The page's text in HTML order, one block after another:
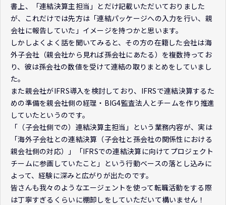
書上、「連結決算主担当」とだけ記載いただいておりました
が、これだけでは先方は「連結パッケージへの入力を行い、親
会社に報告していた」イメージを持つかと思います。
しかしよくよく話を聞いてみると、その方の在籍した会社は海
外子会社（親会社から見れば孫会社にあたる）を複数持ってお
り、彼は孫会社の数値を受けて連結の取りまとめをしていまし
た。
また親会社がIFRS導入を検討しており、IFRSで連結決算するた
めの準備を親会社側の経理・BIG4監査法人とチームを作り推進
していたというのです。
「（子会社側での）連結決算主担当」という業務内容が、実は
「海外子会社との連結決算（子会社と孫会社の関係性における
親会社側の対応）」「IFRSでの連結決算に向けてプロジェクト
チームに参画していたこと」という行動ベースの落とし込みに
よって、経験に深みと広がりが出たのです。
皆さんも我々のようなエージェントを使って転職活動をする際
は丁寧すぎるくらいに棚卸しをしていただいて構いません！